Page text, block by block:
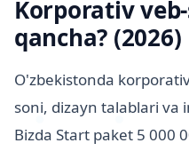
Korporativ
qancha? (2026)
O'zbekistonda
soni, dizayn talablari va
Bizda Start paket 5 000